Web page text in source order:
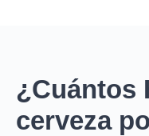
¿Cuántos
cerveza